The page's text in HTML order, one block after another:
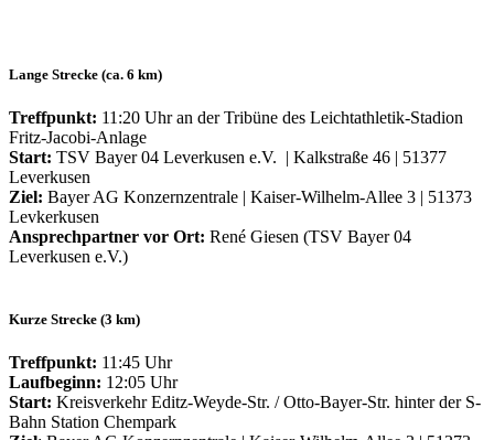
Lange Strecke (ca. 6 km)
Treffpunkt: 11:20 Uhr an der Tribüne des Leichtathletik-Stadion
Fritz-Jacobi-Anlage
Start: TSV Bayer 04 Leverkusen e.V. | Kalkstraße 46 | 51377
Leverkusen
Ziel: Bayer AG Konzernzentrale | Kaiser-Wilhelm-Allee 3 | 51373
Levkerkusen
Ansprechpartner vor Ort: René Giesen (TSV Bayer 04
Leverkusen e.V.)
Kurze Strecke (3 km)
Treffpunkt: 11:45 Uhr
Laufbeginn: 12:05 Uhr
Start: Kreisverkehr Editz-Weyde-Str. / Otto-Bayer-Str. hinter der S-
Bahn Station Chempark